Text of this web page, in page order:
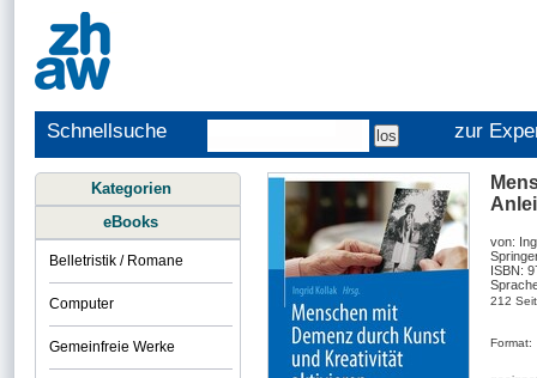
Schnellsuche zur
von:
ISBN:
212
Format:
Kategorien
eBooks
Belletristik / Romane
Computer
Gemeinfreie Werke